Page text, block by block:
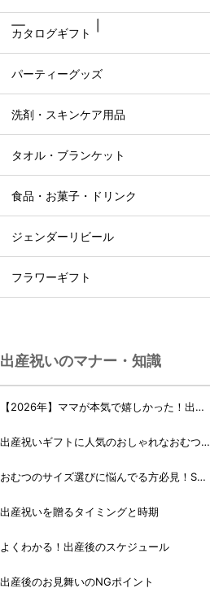
カタログギフト
パーティーグッズ
洗剤・スキンケア用品
タオル・ブランケット
食品・お菓子・ドリンク
ジェンダーリビール
フラワーギフト
出産祝いのマナー・知識
【2026年】ママが本気で嬉しかった！出産
出産祝いギフトに人気のおしゃれなおむつケ
おむつのサイズ選びに悩んでる方必見！Sサ
出産祝いを贈るタイミングと時期
よくわかる！出産後のスケジュール
出産後のお見舞いのNGポイント